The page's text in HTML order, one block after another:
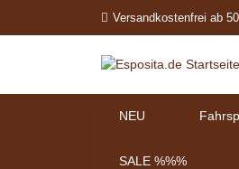
Versandkostenfrei ab
NEU
SALE %%%